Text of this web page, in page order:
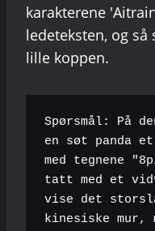
karakterene
ledeteksten, og så
lille koppen.
Spørsmål: På
en søt panda
med tegnene
tatt med et
vise det
kinesiske mur,